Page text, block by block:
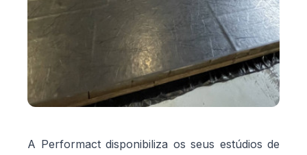
A Performactdisponibiliza os seus estúdios de